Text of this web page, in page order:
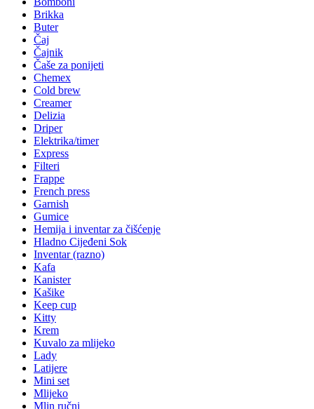
Brikka
Buter
Čaj
Čajnik
Čaše za ponijeti
Chemex
Cold brew
Creamer
Delizia
Driper
Elektrika/timer
Express
Filteri
Frappe
French press
Garnish
Gumice
Hemija i inventar za čišćenje
Hladno Cijeđeni Sok
Inventar (razno)
Kafa
Kanister
Kašike
Keep cup
Kitty
Krem
Kuvalo za mlijeko
Lady
Latijere
Mini set
Mlijeko
Mlin ručni